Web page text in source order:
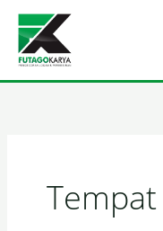
Skip to content
Search for: